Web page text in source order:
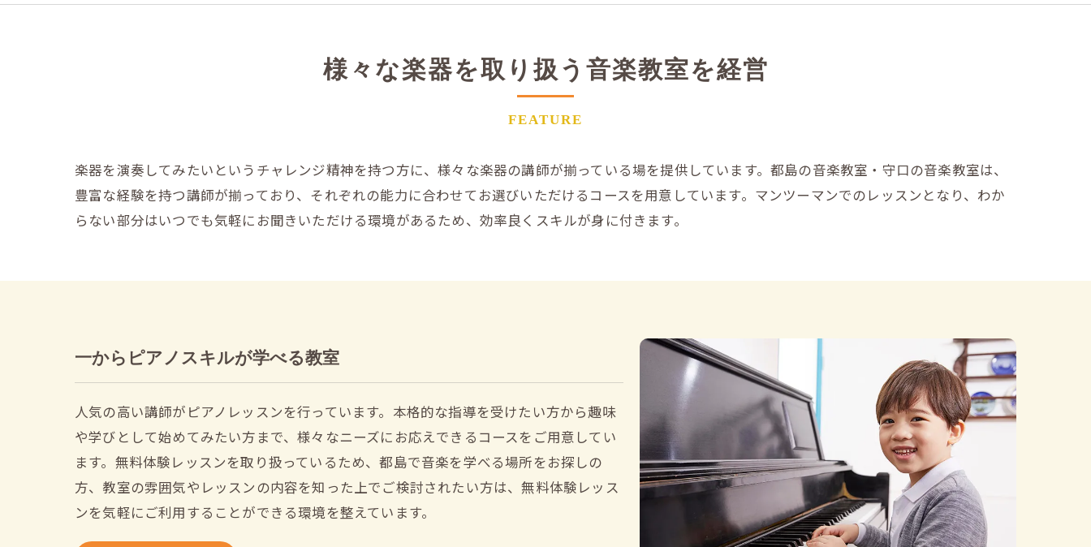
様々な楽器を取り扱う音楽教室を経営
FEATURE
楽器を演奏してみたいというチャレンジ精神を持つ方に、様々な楽器の講師が揃っている場を提供しています。都島の音楽教室・守口の音楽教室は、
豊富な経験を持つ講師が揃っており、それぞれの能力に合わせてお選びいただけるコースを用意しています。マンツーマンでのレッスンとなり、わか
らない部分はいつでも気軽にお聞きいただける環境があるため、効率良くスキルが身に付きます。
一からピアノスキルが学べる教室
人気の高い講師がピアノレッスンを行っています。本格的な指導を受けたい方から趣味
や学びとして始めてみたい方まで、様々なニーズにお応えできるコースをご用意してい
ます。無料体験レッスンを取り扱っているため、都島で音楽を学べる場所をお探しの
方、教室の雰囲気やレッスンの内容を知った上でご検討されたい方は、無料体験レッス
ンを気軽にご利用することができる環境を整えています。